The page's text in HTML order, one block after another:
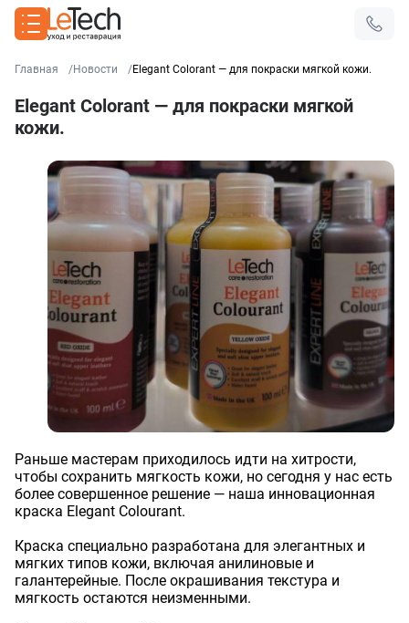
Главная Новости Elegant Colorant — для покраски мягкой кожи.
Elegant Colorant — для покраски мягкой
кожи.
Раньше мастерам приходилось идти на хитрости,
чтобы сохранить мягкость кожи, но сегодня у нас есть
более совершенное решение — наша инновационная
краска Elegant Colourant.
Краска специально разработана для элегантных и
мягких типов кожи, включая анилиновые и
галантерейные. После окрашивания текстура и
мягкость остаются неизменными.